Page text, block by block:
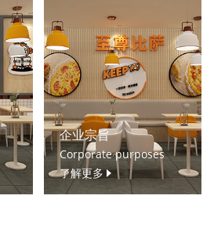
企业宗旨
Corporate purposes
了解更多